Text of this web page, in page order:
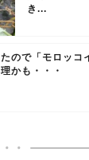
き...
ので「モロッコ
かも・・・